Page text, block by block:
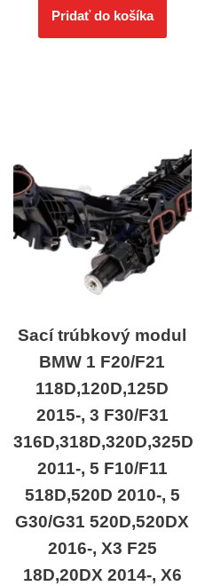
Pridať do košíka
Sací trúbkový modul
BMW 1 F20/F21
118D,120D,125D
2015-, 3 F30/F31
316D,318D,320D,325D
2011-, 5 F10/F11
518D,520D 2010-, 5
G30/G31 520D,520DX
2016-, X3 F25
18D,20DX 2014-, X6